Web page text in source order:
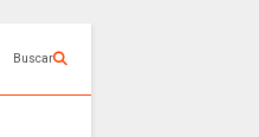
Buscar